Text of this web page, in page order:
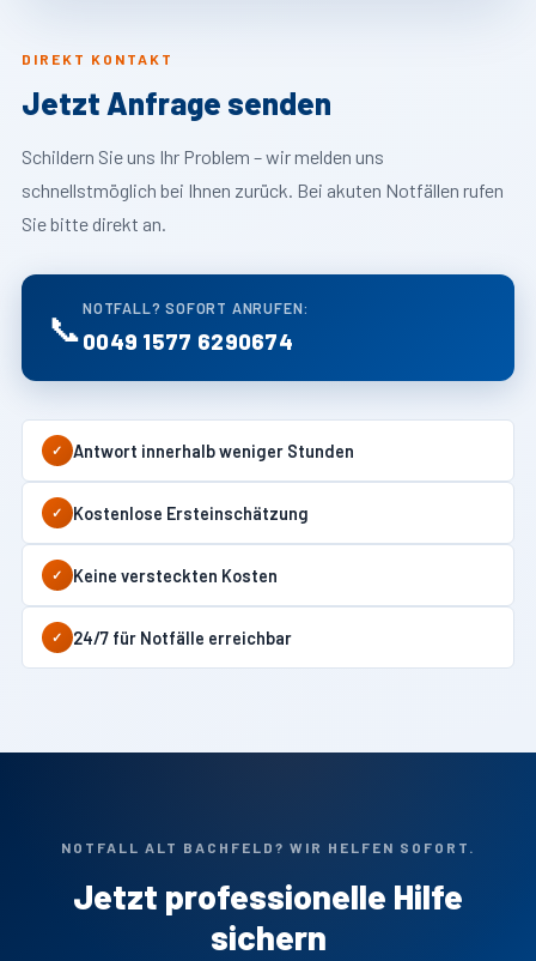
DIREKT KONTAKT
Jetzt Anfrage senden
Schildern Sie uns Ihr Problem – wir melden uns
schnellstmöglich bei Ihnen zurück. Bei akuten Notfällen rufen
Sie bitte direkt an.
📞 NOTFALL? SOFORT ANRUFEN:
0049 1577 6290674
✓ Antwort innerhalb weniger Stunden
✓ Kostenlose Ersteinschätzung
✓ Keine versteckten Kosten
✓ 24/7 für Notfälle erreichbar
NOTFALL ALT BACHFELD? WIR HELFEN SOFORT.
Jetzt professionelle Hilfe
sichern